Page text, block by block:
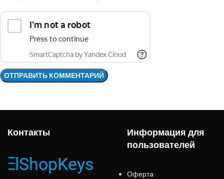
Контакты
Информация для
пользователей
Оферта